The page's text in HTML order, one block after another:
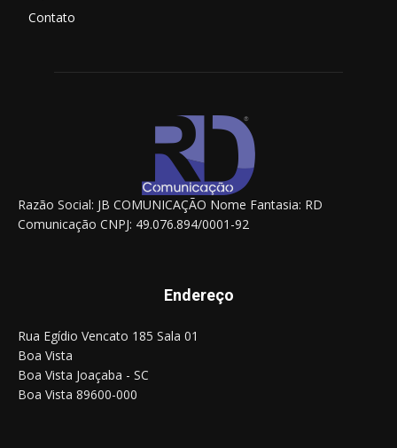
Contato
Razão Social: JB COMUNICAÇÃO Nome Fantasia: RD
Comunicação CNPJ: 49.076.894/0001-92
Endereço
Rua Egídio Vencato 185 Sala 01
Boa Vista
Boa Vista Joaçaba - SC
Boa Vista 89600-000